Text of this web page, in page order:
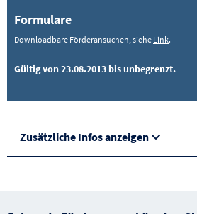
Formulare
Downloadbare Förderansuchen, siehe Link.
Gültig von 23.08.2013 bis unbegrenzt.
Zusätzliche Infos anzeigen